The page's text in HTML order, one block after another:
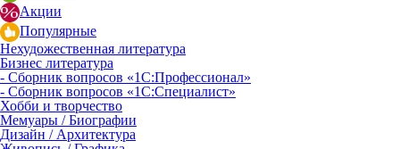
Акции
Популярные
Нехудожественная литература
Бизнес литература
- Сборник вопросов «1С:Профессионал»
- Сборник вопросов «1С:Специалист»
Хобби и творчество
Мемуары / Биографии
Дизайн / Архитектура